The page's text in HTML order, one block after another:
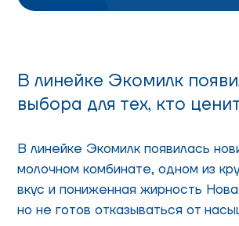
В линейке Экомилк
выбора для тех, кто
В линейке Экомилк появилась
молочном комбинате, одном из
вкус и пониженная жирность
но не готов отказываться от